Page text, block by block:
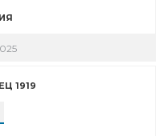
1919